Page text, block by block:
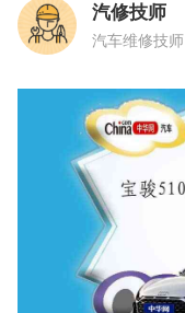
汽修技师
汽车维修技师